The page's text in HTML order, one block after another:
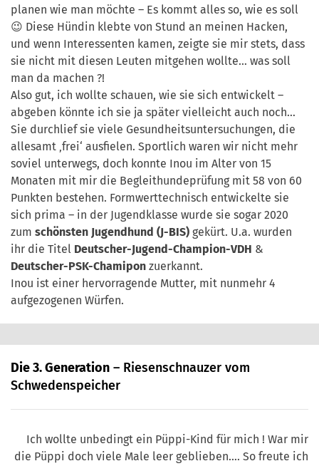
planen wie man möchte – Es kommt alles so, wie es soll
😉 Diese Hündin klebte von Stund an meinen Hacken,
und wenn Interessenten kamen, zeigte sie mir stets, dass
sie nicht mit diesen Leuten mitgehen wollte… was soll
man da machen ?!
Also gut, ich wollte schauen, wie sie sich entwickelt –
abgeben könnte ich sie ja später vielleicht auch noch…
Sie durchlief sie viele Gesundheitsuntersuchungen, die
allesamt ‚frei‘ ausfielen. Sportlich waren wir nicht mehr
soviel unterwegs, doch konnte Inou im Alter von 15
Monaten mit mir die Begleithundeprüfung mit 58 von 60
Punkten bestehen. Formwerttechnisch entwickelte sie
sich prima – in der Jugendklasse wurde sie sogar 2020
zum schönsten Jugendhund (J-BIS) gekürt. U.a. wurden
ihr die Titel Deutscher-Jugend-Champion-VDH &
Deutscher-PSK-Chamipon zuerkannt.
Inou ist einer hervorragende Mutter, mit nunmehr 4
aufgezogenen Würfen.
Die 3. Generation – Riesenschnauzer vom
Schwedenspeicher
Ich wollte unbedingt ein Püppi-Kind für mich ! War mir
die Püppi doch viele Male leer geblieben…. So freute ich